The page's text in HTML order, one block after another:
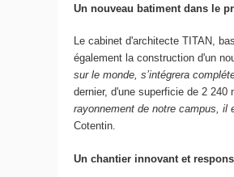
Un nouveau batiment dans le
Le cabinet d'architecte TITAN,
également la construction d'un
sur le monde, s’intégrera
dernier, d'une superficie de 2 240
rayonnement de notre campus, il
Cotentin.
Un chantier innovant et